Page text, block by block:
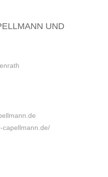
UND
capellmann.de/